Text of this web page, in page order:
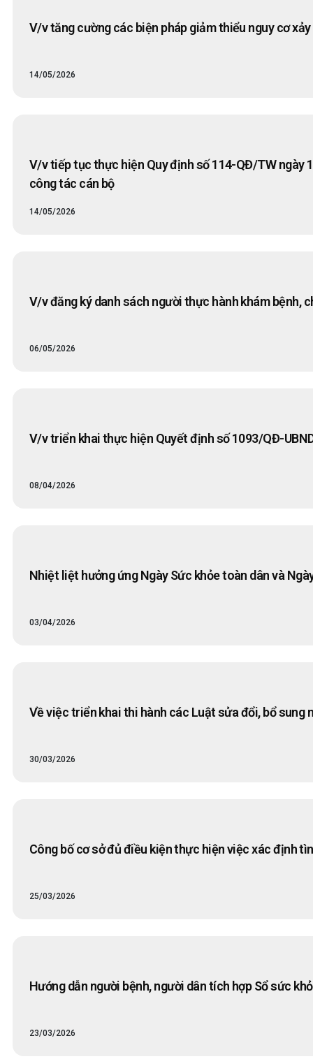
V/v tăng cường các biện pháp giảm thiểu nguy cơ
14/05/2026
V/v tiếp tục thực hiện Quy định số 114-QĐ/TW ngày
công tác cán bộ
14/05/2026
V/v đăng ký danh sách người thực hành khám bệnh,
06/05/2026
V/v triển khai thực hiện Quyết định số 1093/QĐ-
08/04/2026
Nhiệt liệt hưởng ứng Ngày Sức khỏe toàn dân và
03/04/2026
Về việc triển khai thi hành các Luật sửa đổi, bổ sung
30/03/2026
Công bố cơ sở đủ điều kiện thực hiện việc xác định
25/03/2026
Hướng dẫn người bệnh, người dân tích hợp Sổ sức
23/03/2026